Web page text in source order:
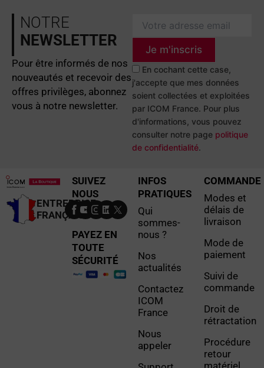
NOTRE
NEWSLETTER
Pour être informés de nos
nouveautés et recevoir des
offres privilèges, abonnez
vous à notre newsletter.
Je m'inscris
En cochant cette case,
j'accepte que mes données
soient collectées et exploitées
par ICOM France. Pour plus
d'informations, vous pouvez
consulter notre page politique
de confidentialité.
ENTREPRISE
FRANÇAISE
INFOS
PRATIQUES
Qui
sommes-
nous ?
Nos
actualités
Contactez
ICOM
France
Nous
appeler
COMMANDE
Modes et
délais de
livraison
Mode de
paiement
Suivi de
commande
Droit de
rétractation
Procédure
retour
matériel
SUIVEZ
NOUS
PAYEZ EN
TOUTE
SÉCURITÉ